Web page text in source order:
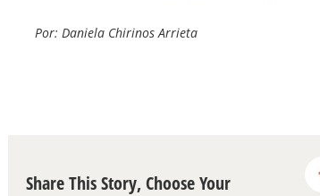
Por: Daniela Chirinos Arrieta
Share This Story, Choose Your